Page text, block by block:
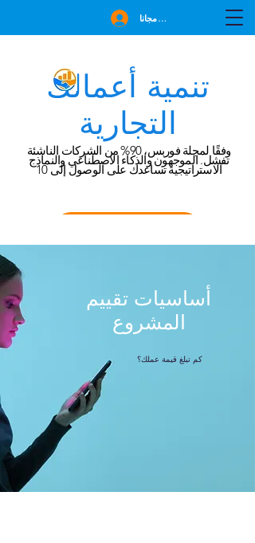
تنمية أعمالك
التجارية
وفقًا لمجلة فوربس، 90% من الشركات الناشئة
تفشل. الموجهون والذكاء الاصطناعي والنماذج
الاستراتيجية تساعدك على الوصول إلى 10
انضم مجانا
أساسيات تقييم
المشروع
كم تبلغ قيمة عملك؟